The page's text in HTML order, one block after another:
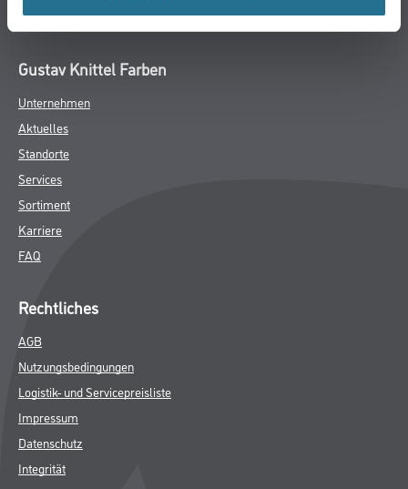
Verbrauchsmaterialien
Gustav Knittel Farben
Unternehmen
Aktuelles
Standorte
Services
Sortiment
Karriere
FAQ
Rechtliches
AGB
Nutzungsbedingungen
Logistik- und Servicepreisliste
Impressum
Datenschutz
Integrität